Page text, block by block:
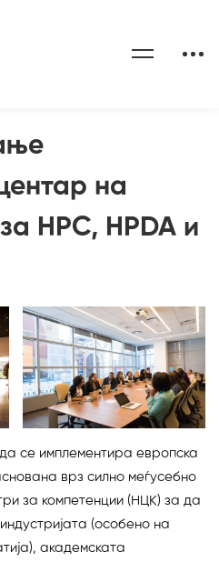
на
HPC, HPDA и
се имплементира европска
врз силно меѓусебно
за компетенции (НЦК) за да
(особено на
академската